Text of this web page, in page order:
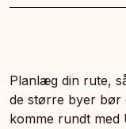
Planlæg din rute,
de større byer bør
komme rundt med